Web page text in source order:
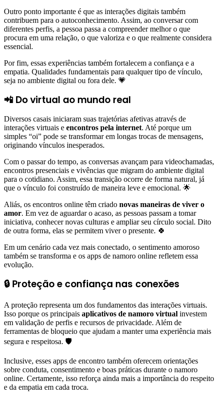
Outro ponto importante é que as interações digitais também
contribuem para o autoconhecimento. Assim, ao conversar com
diferentes perfis, a pessoa passa a compreender melhor o que
procura em uma relação, o que valoriza e o que realmente considera
essencial.
Por fim, essas experiências também fortalecem a confiança e a
empatia. Qualidades fundamentais para qualquer tipo de vínculo,
seja no ambiente digital ou fora dele. 💗
📲 Do virtual ao mundo real
Diversos casais iniciaram suas trajetórias afetivas através de
interações virtuais e encontros pela internet. Até porque um
simples “oi” pode se transformar em longas trocas de mensagens,
originando vínculos inesperados.
Com o passar do tempo, as conversas avançam para videochamadas,
encontros presenciais e vivências que migram do ambiente digital
para o cotidiano. Assim, essa transição ocorre de forma natural, já
que o vínculo foi construído de maneira leve e emocional. 🌟
Aliás, os encontros online têm criado novas maneiras de viver o
amor. Em vez de aguardar o acaso, as pessoas passam a tomar
iniciativa, conhecer novas culturas e ampliar seu círculo social. Dito
de outra forma, elas se permitem viver o presente. 🍀
Em um cenário cada vez mais conectado, o sentimento amoroso
também se transforma e os apps de namoro online refletem essa
evolução.
🔒 Proteção e confiança nas conexões
A proteção representa um dos fundamentos das interações virtuais.
Isso porque os principais aplicativos de namoro virtual investem
em validação de perfis e recursos de privacidade. Além de
ferramentas de bloqueio que ajudam a manter uma experiência mais
segura e respeitosa. 🛡️
Inclusive, esses apps de encontro também oferecem orientações
sobre conduta, consentimento e boas práticas durante o namoro
online. Certamente, isso reforça ainda mais a importância do respeito
e da empatia em cada troca.